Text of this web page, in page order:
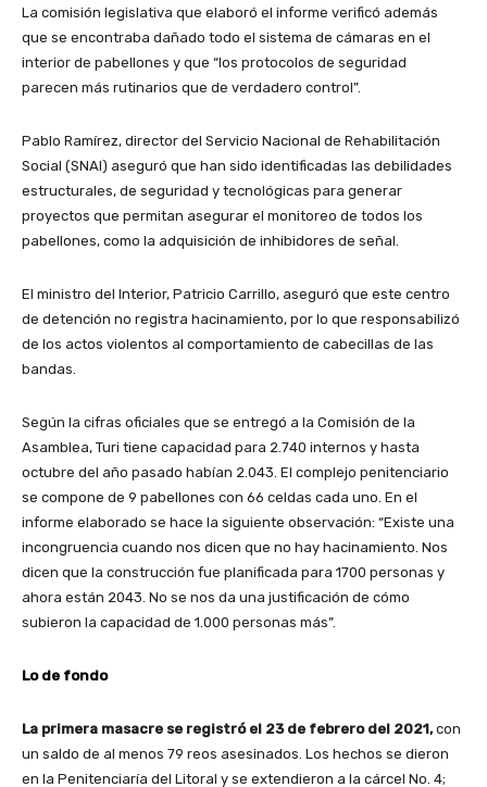
La comisión legislativa que elaboró el informe verificó además
que se encontraba dañado todo el sistema de cámaras en el
interior de pabellones y que “los protocolos de seguridad
parecen más rutinarios que de verdadero control”.
Pablo Ramírez, director del Servicio Nacional de Rehabilitación
Social (SNAI) aseguró que han sido identificadas las debilidades
estructurales, de seguridad y tecnológicas para generar
proyectos que permitan asegurar el monitoreo de todos los
pabellones, como la adquisición de inhibidores de señal.
El ministro del Interior, Patricio Carrillo, aseguró que este centro
de detención no registra hacinamiento, por lo que responsabilizó
de los actos violentos al comportamiento de cabecillas de las
bandas.
Según la cifras oficiales que se entregó a la Comisión de la
Asamblea, Turi tiene capacidad para 2.740 internos y hasta
octubre del año pasado habían 2.043. El complejo penitenciario
se compone de 9 pabellones con 66 celdas cada uno. En el
informe elaborado se hace la siguiente observación: “Existe una
incongruencia cuando nos dicen que no hay hacinamiento. Nos
dicen que la construcción fue planificada para 1700 personas y
ahora están 2043. No se nos da una justificación de cómo
subieron la capacidad de 1.000 personas más”.
Lo de fondo
La primera masacre se registró el 23 de febrero del 2021,con
un saldo de al menos 79 reos asesinados. Los hechos se dieron
en la Penitenciaría del Litoral y se extendieron a la cárcel No. 4;